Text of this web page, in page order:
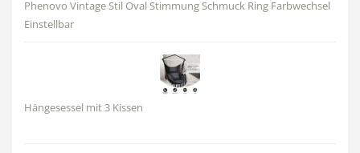
Phenovo Vintage Stil Oval Stimmung Schmuck Ring Farbwechsel
Einstellbar
Hängesessel mit 3 Kissen